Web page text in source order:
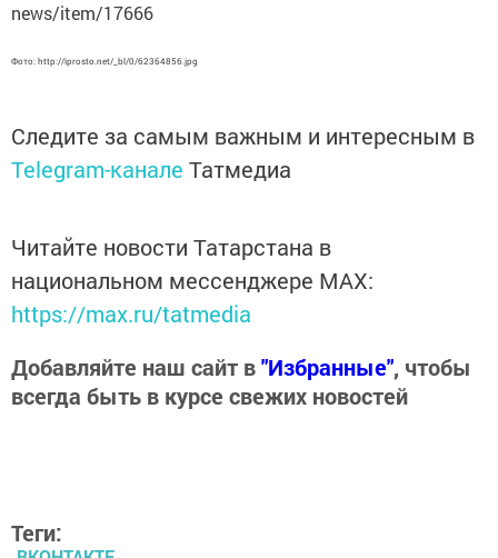
news/item/17666
Фото: http://iprosto.net/_bl/0/62364856.jpg
Следите за самым важным и интересным в
Telegram-канале Татмедиа
Читайте новости Татарстана в
национальном мессенджере MАХ:
https://max.ru/tatmedia
Добавляйте наш сайт в"Избранные", чтобы
всегда быть в курсе свежих новостей
Теги: